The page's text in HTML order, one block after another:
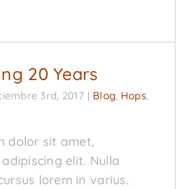
20 Years
3rd, 2017 Blog, Hops,
dolor sit amet,
elit. Nulla
lorem in varius.